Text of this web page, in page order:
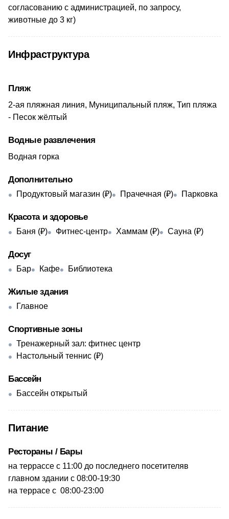
согласованию с администрацией, по запросу,
животные до 3 кг)
Инфраструктура
Пляж
2-ая пляжная линия, Муниципальный пляж, Тип пляжа
- Песок жёлтый
Водные развлечения
Водная горка
Дополнительно
Продуктовый магазин (₽) Прачечная (₽) Парковка
Красота и здоровье
Баня (₽) Фитнес-центр Хаммам (₽) Сауна (₽)
Досуг
Бар Кафе Библиотека
Жилые здания
Главное
Спортивные зоны
Тренажерный зал: фитнес центр
Настольный теннис (₽)
Бассейн
Бассейн открытый
Питание
Рестораны / Бары
на террассе с 11:00 до последнего посетителяв
главном здании с 08:00-19:30
на террасе с 08:00-23:00